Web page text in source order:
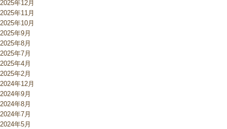
2025年12月
2025年11月
2025年10月
2025年9月
2025年8月
2025年7月
2025年4月
2025年2月
2024年12月
2024年9月
2024年8月
2024年7月
2024年5月